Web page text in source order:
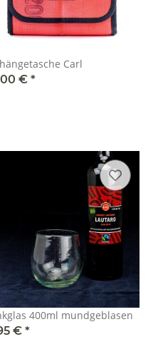
Carl
€ *
400ml mundgeblasen
€ *